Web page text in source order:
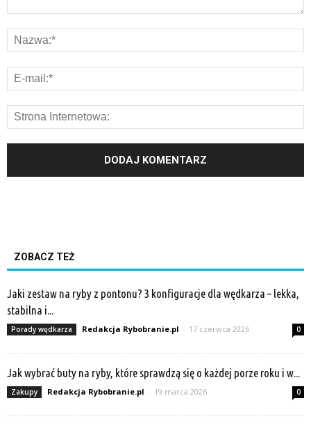
ZOBACZ TEŻ
Jaki zestaw na ryby z pontonu? 3 konfiguracje dla wędkarza – lekka,
stabilna i...
Porady wędkarza Redakcja Rybobranie.pl - 17 czerwca 2026 0
Jak wybrać buty na ryby, które sprawdzą się o każdej porze roku i w...
Zakupy Redakcja Rybobranie.pl - 19 marca 2026 0